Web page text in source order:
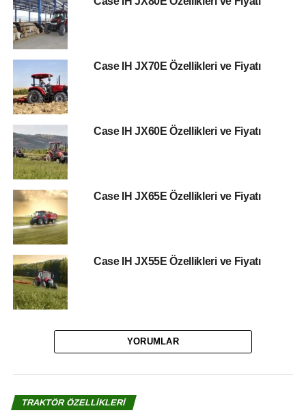
Case IH JX70E Özellikleri ve Fiyatı
Case IH JX60E Özellikleri ve Fiyatı
Case IH JX65E Özellikleri ve Fiyatı
Case IH JX55E Özellikleri ve Fiyatı
YORUMLAR
TRAKTÖR ÖZELLIKLERI